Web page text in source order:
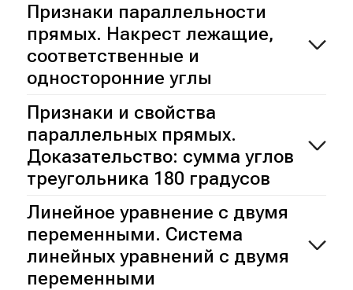
Признаки параллельности
прямых. Накрест лежащие,
соответственные и
односторонние углы
Признаки и свойства
параллельных прямых.
Доказательство: сумма углов
треугольника 180 градусов
Линейное уравнение с двумя
переменными. Система
линейных уравнений с двумя
переменными